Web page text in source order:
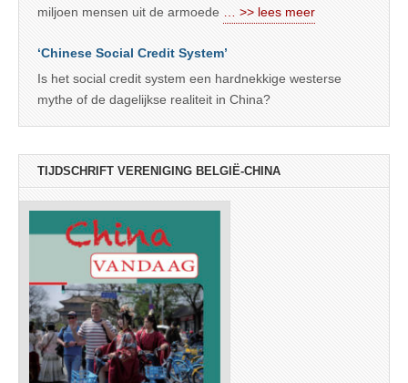
miljoen mensen uit de armoede … >> lees meer
‘Chinese Social Credit System’
Is het social credit system een hardnekkige westerse
mythe of de dagelijkse realiteit in China?
TIJDSCHRIFT VERENIGING BELGIË-CHINA